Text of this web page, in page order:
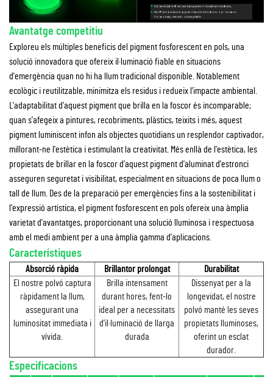
Avantatge competitiu
Exploreu els múltiples beneficis del pigment fosforescent en pols, una
solució innovadora que ofereix il·luminació fiable en situacions
d'emergència quan no hi ha llum tradicional disponible. Notablement
ecològic i reutilitzable, minimitza els residus i redueix l'impacte ambiental.
L'adaptabilitat d'aquest pigment que brilla en la foscor és incomparable;
quan s'afegeix a pintures, recobriments, plàstics, teixits i més, aquest
pigment luminiscent infon als objectes quotidians un resplendor captivador,
millorant-ne l'estètica i estimulant la creativitat. Més enllà de l'estètica, les
propietats de brillar en la foscor d'aquest pigment d'aluminat d'estronci
asseguren seguretat i visibilitat, especialment en situacions de poca llum o
tall de llum. Des de la preparació per emergències fins a la sostenibilitat i
l'expressió artística, el pigment fosforescent en pols ofereix una àmplia
varietat d'avantatges, proporcionant una solució lluminosa i respectuosa
amb el medi ambient per a una àmplia gamma d'aplicacions.
Característiques
Absorció ràpida Brillantor prolongat
Durabilitat
El nostre polvó captura
ràpidament la llum,
assegurant una
luminositat immediata i
vívida.
Brilla intensament
durant hores, fent-lo
ideal per a necessitats
d'il·luminació de llarga
durada
Dissenyat per a la
longevidat, el nostre
polvó manté les seves
propietats lluminoses,
oferint un esclat
durador.
Especificacions